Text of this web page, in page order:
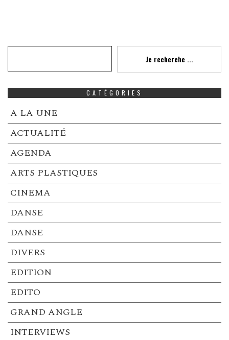
Je recherche ...
CATÉGORIES
A LA UNE
ACTUALITÉ
AGENDA
ARTS PLASTIQUES
CINEMA
DANSE
DANSE
DIVERS
EDITION
EDITO
GRAND ANGLE
INTERVIEWS